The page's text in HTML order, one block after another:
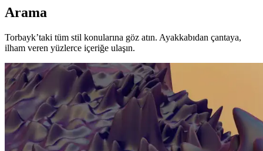
Arama
Torbayk’taki tüm stil konularına göz atın. Ayakkabıdan çantaya,
ilham veren yüzlerce içeriğe ulaşın.